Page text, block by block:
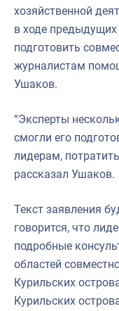
События в
хозяйственной
в ходе
подготовить
журналистам
Ушаков.
“Эксперты
смогли его
лидерам,
рассказал Ушаков.
Текст заявления
говорится, что
подробные
областей
Курильских
Курильских